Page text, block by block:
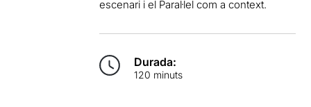
escenari i el Paral·lel com a context.
Durada:
120 minuts